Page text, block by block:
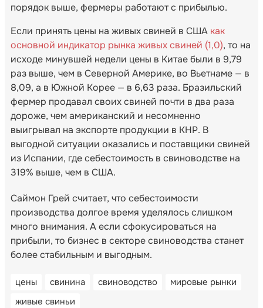
порядок выше, фермеры работают с прибылью.
Если принять цены на живых свиней в США как
основной индикатор рынка живых свиней (1,0), то на
исходе минувшей недели цены в Китае были в 9,79
раз выше, чем в Северной Америке, во Вьетнаме — в
8,09, а в Южной Корее — в 6,63 раза. Бразильский
фермер продавал своих свиней почти в два раза
дороже, чем американский и несомненно
выигрывал на экспорте продукции в КНР. В
выгодной ситуации оказались и поставщики свиней
из Испании, где себестоимость в свиноводстве на
319% выше, чем в США.
Саймон Грей считает, что себестоимости
производства долгое время уделялось слишком
много внимания. А если сфокусироваться на
прибыли, то бизнес в секторе свиноводства станет
более стабильным и выгодным.
цены свинина свиноводство
мировые рынки
живые свиньи